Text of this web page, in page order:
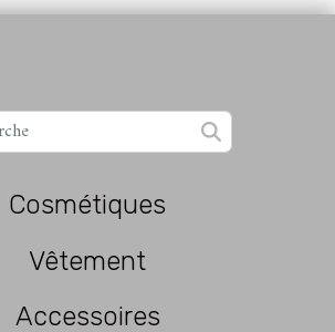
Cosmétiques
Vêtement
Accessoires